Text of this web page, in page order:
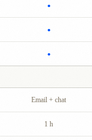
●
●
●
Email + chat
1 h